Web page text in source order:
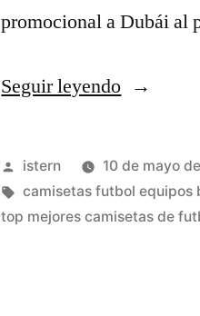
promocional a Dubái al
Seguir leyendo«pagina
crear
camisetas
de
Publicado
por
istern 10 de mayo
Etiquetas:
camisetas futbol equipos
top mejores camisetas de